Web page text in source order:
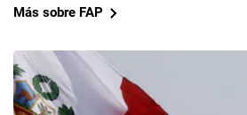
Más sobre FAP